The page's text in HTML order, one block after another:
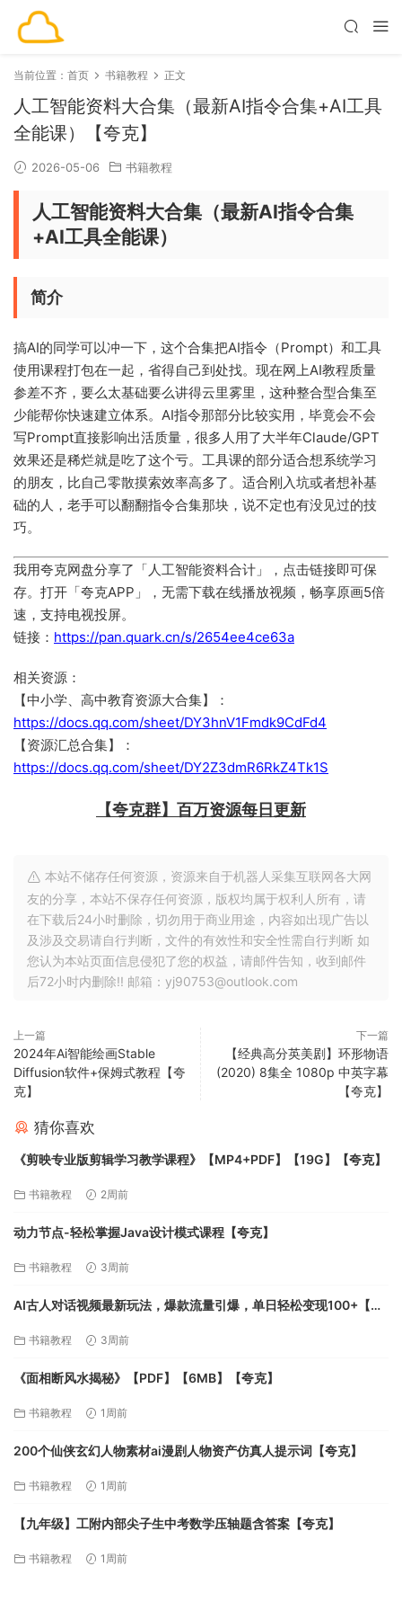
当前位置： 首页 书籍教程 正文
人工智能资料大合集（最新AI指令合集+AI工具
全能课）【夸克】
2026-05-06 书籍教程
人工智能资料大合集（最新AI指令合集
+AI工具全能课）
简介
搞AI的同学可以冲一下，这个合集把AI指令（Prompt）和工具
使用课程打包在一起，省得自己到处找。现在网上AI教程质量
参差不齐，要么太基础要么讲得云里雾里，这种整合型合集至
少能帮你快速建立体系。AI指令那部分比较实用，毕竟会不会
写Prompt直接影响出活质量，很多人用了大半年Claude/GPT
效果还是稀烂就是吃了这个亏。工具课的部分适合想系统学习
的朋友，比自己零散摸索效率高多了。适合刚入坑或者想补基
础的人，老手可以翻翻指令合集那块，说不定也有没见过的技
巧。
我用夸克网盘分享了「人工智能资料合计」，点击链接即可保
存。打开「夸克APP」，无需下载在线播放视频，畅享原画5倍
速，支持电视投屏。
链接： https://pan.quark.cn/s/2654ee4ce63a
相关资源：
【中小学、高中教育资源大合集】：
https://docs.qq.com/sheet/DY3hnV1Fmdk9CdFd4
【资源汇总合集】：
https://docs.qq.com/sheet/DY2Z3dmR6RkZ4Tk1S
【夸克群】百万资源每日更新
本站不储存任何资源，资源来自于机器人采集互联网各大网
友的分享，本站不保存任何资源，版权均属于权利人所有，请
在下载后24小时删除，切勿用于商业用途，内容如出现广告以
及涉及交易请自行判断，文件的有效性和安全性需自行判断 如
您认为本站页面信息侵犯了您的权益，请邮件告知，收到邮件
后72小时内删除!! 邮箱：yj90753@outlook.com
上一篇
2024年Ai智能绘画Stable
Diffusion软件+保姆式教程【夸
克】
下一篇
【经典高分英美剧】环形物语
(2020) 8集全 1080p 中英字幕
【夸克】
猜你喜欢
《剪映专业版剪辑学习教学课程》【MP4+PDF】【19G】【夸克】
书籍教程 2周前
动力节点-轻松掌握Java设计模式课程【夸克】
书籍教程 3周前
AI古人对话视频最新玩法，爆款流量引爆，单日轻松变现100+【夸
书籍教程 3周前
《面相断风水揭秘》【PDF】【6MB】【夸克】
书籍教程 1周前
200个仙侠玄幻人物素材ai漫剧人物资产仿真人提示词【夸克】
书籍教程 1周前
【九年级】工附内部尖子生中考数学压轴题含答案【夸克】
书籍教程 1周前